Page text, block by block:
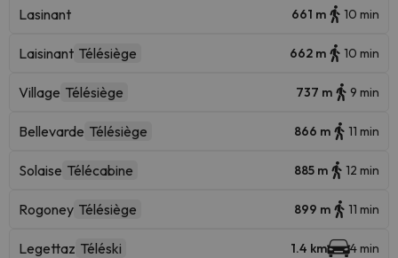
Lasinant 661 m 10 min
Laisinant Télésiège 662 m 10 min
Village Télésiège 737 m 9 min
Bellevarde Télésiège 866 m 11 min
Solaise Télécabine 885 m 12 min
Rogoney Télésiège 899 m 11 min
Legettaz Téléski 1.4 km 4 min